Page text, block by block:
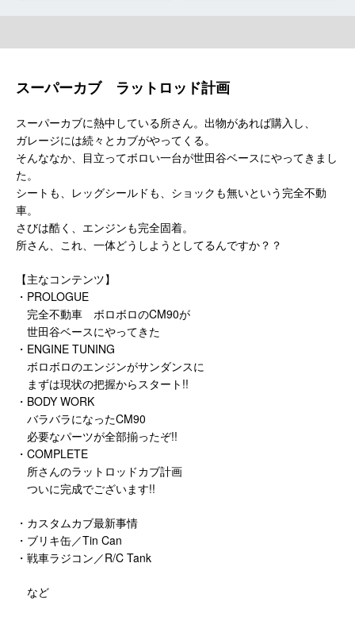
スーパーカブ ラットロッド計画
スーパーカブに熱中している所さん。出物があれば購入し、
ガレージには続々とカブがやってくる。
そんななか、目立ってボロい一台が世田谷ベースにやってきまし
た。
シートも、レッグシールドも、ショックも無いという完全不動
車。
さびは酷く、エンジンも完全固着。
所さん、これ、一体どうしようとしてるんですか？？
【主なコンテンツ】
・PROLOGUE
完全不動車 ボロボロのCM90が
世田谷ベースにやってきた
・ENGINE TUNING
ボロボロのエンジンがサンダンスに
まずは現状の把握からスタート!!
・BODY WORK
バラバラになったCM90
必要なパーツが全部揃ったぞ!!
・COMPLETE
所さんのラットロッドカブ計画
ついに完成でございます!!
・カスタムカブ最新事情
・ブリキ缶／Tin Can
・戦車ラジコン／R/C Tank
など